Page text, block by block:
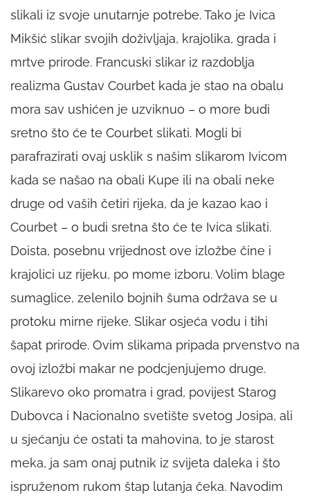
slikali iz svoje unutarnje potrebe. Tako je Ivica
Mikšić slikar svojih doživljaja, krajolika, grada i
mrtve prirode. Francuski slikar iz razdoblja
realizma Gustav Courbet kada je stao na obalu
mora sav ushićen je uzviknuo – o more budi
sretno što će te Courbet slikati. Mogli bi
parafrazirati ovaj usklik s našim slikarom Ivicom
kada se našao na obali Kupe ili na obali neke
druge od vaših četiri rijeka, da je kazao kao i
Courbet – o budi sretna što će te Ivica slikati.
Doista, posebnu vrijednost ove izložbe čine i
krajolici uz rijeku, po mome izboru. Volim blage
sumaglice, zelenilo bojnih šuma održava se u
protoku mirne rijeke. Slikar osjeća vodu i tihi
šapat prirode. Ovim slikama pripada prvenstvo na
ovoj izložbi makar ne podcjenjujemo druge.
Slikarevo oko promatra i grad, povijest Starog
Dubovca i Nacionalno svetište svetog Josipa, ali
u sjećanju će ostati ta mahovina, to je starost
meka, ja sam onaj putnik iz svijeta daleka i što
ispruženom rukom štap lutanja čeka. Navodim